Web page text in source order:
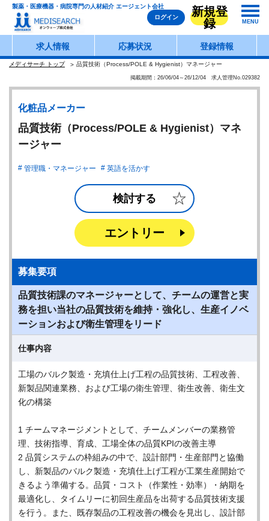
製薬・医療機器・病院専門の人材紹介 エージェント会社
ログイン
新規登
録
MENU
求人情報 応募状況 登録情報
メディサーチ トップ 品質技術（Process/POLE & Hygienist）マネージャー
掲載期間：26/06/04～26/12/04 求人管理No.029382
化粧品メーカー
品質技術（Process/POLE & Hygienist）マネ
ージャー
管理職・マネージャー 英語を活かす
検討する
エントリー
募集要項
品質技術課のマネージャーとして、チームの運営と実
務を担い当社の品質技術を維持・強化し、生産イノベ
ーションおよび衛生管理をリード
仕事内容
工場のバルク製造・充填仕上げ工程の品質技術、工程改善、
新製品関連業務、および工場の衛生管理、衛生改善、衛生文
化の構築
1 チームマネージメントとして、チームメンバーの業務管
理、技術指導、育成、工場全体の品質KPIの改善主導
2 品質システムの枠組みの中で、設計部門・生産部門と協働
し、新製品のバルク製造・充填仕上げ工程が工業生産開始で
きるよう準備する。品質・コスト（作業性・効率）・納期を
最適化し、タイムリーに初回生産品を出荷する品質技術支援
を行う。また、既存製品の工程改善の機会を見出し、設計部